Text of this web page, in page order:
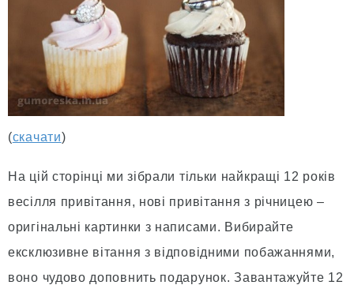
(скачати)
На цій сторінці ми зібрали тільки найкращі 12 років
весілля привітання, нові привітання з річницею –
оригінальні картинки з написами. Вибирайте
ексклюзивне вітання з відповідними побажаннями,
воно чудово доповнить подарунок. Завантажуйте 12